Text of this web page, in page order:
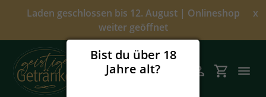
Bist du über 18
Jahre alt?
Laden geschlossen bis 12. August | Onlineshop
weiter geöffnet
x
SuchenEinloggen